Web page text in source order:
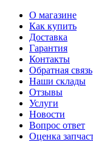
О магазине
Как купить
Доставка
Гарантия
Контакты
Обратная связь
Наши склады
Отзывы
Услуги
Новости
Вопрос ответ
Оценка